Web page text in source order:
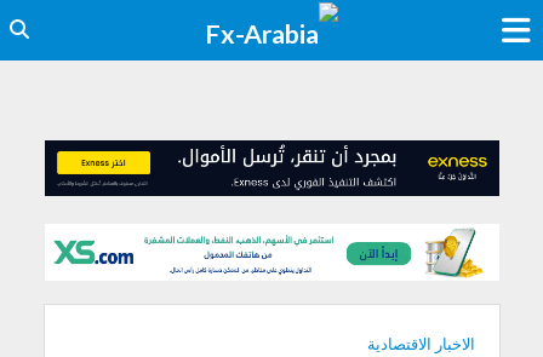
الاخبار الاقتصادية